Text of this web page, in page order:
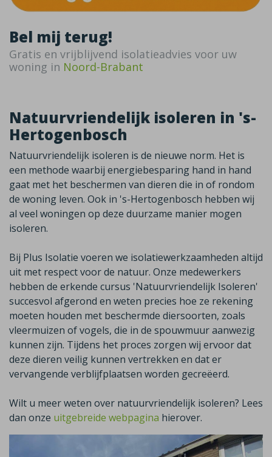
Bel mij terug!
Gratis en vrijblijvend isolatieadvies voor uw
woning in Noord-Brabant
Natuurvriendelijk isoleren in 's-
Hertogenbosch
Natuurvriendelijk isoleren is de nieuwe norm. Het is
een methode waarbij energiebesparing hand in hand
gaat met het beschermen van dieren die in of rondom
de woning leven. Ook in 's-Hertogenbosch hebben wij
al veel woningen op deze duurzame manier mogen
isoleren.
Bij Plus Isolatie voeren we isolatiewerkzaamheden altijd
uit met respect voor de natuur. Onze medewerkers
hebben de erkende cursus 'Natuurvriendelijk Isoleren'
succesvol afgerond en weten precies hoe ze rekening
moeten houden met beschermde diersoorten, zoals
vleermuizen of vogels, die in de spouwmuur aanwezig
kunnen zijn. Tijdens het proces zorgen wij ervoor dat
deze dieren veilig kunnen vertrekken en dat er
vervangende verblijfplaatsen worden gecreëerd.
Wilt u meer weten over natuurvriendelijk isoleren? Lees
dan onze uitgebreide webpagina hierover.